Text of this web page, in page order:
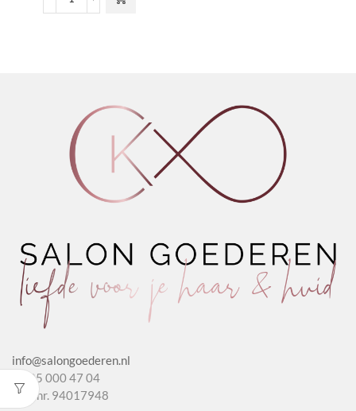
Rapid
info@salongoederen.nl
T 085 000 47 04
KvK nr. 94017948